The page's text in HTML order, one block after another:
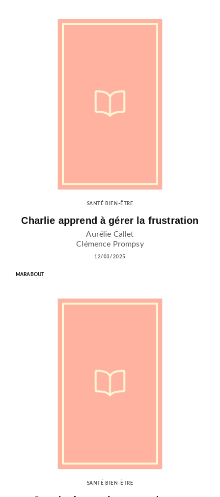
SANTÉ BIEN-ÊTRE
Charlie apprend à gérer la frustration
Aurélie Callet
Clémence Prompsy
12/03/2025
MARABOUT
SANTÉ BIEN-ÊTRE